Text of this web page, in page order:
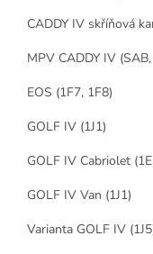
CADDY IV skříňová
MPV CADDY IV (SAB,
EOS (1F7, 1F8)
GOLF IV (1J1)
GOLF IV Cabriolet
GOLF IV Van (1J1)
Varianta GOLF IV